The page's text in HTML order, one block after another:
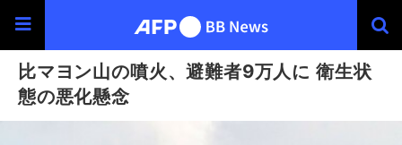
比マヨン山の噴火、避難者9万人に 衛生状
態の悪化懸念